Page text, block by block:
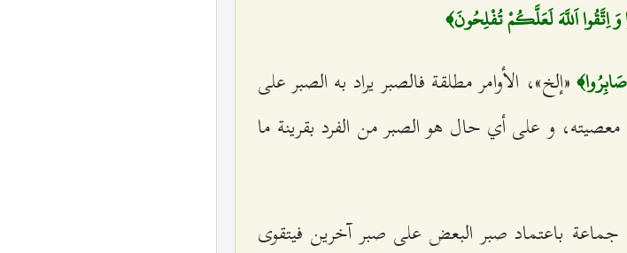
وَ اِتَّقُوا اَللَّهَ لَعَلَّكُمْ تُفْلِحُونَ﴾
«إلخ»، الأوامر مطلقة فالصبر يراد به الصبر على
و على أي حال هو الصبر من الفرد بقرينة ما
باعتماد صبر البعض على صبر آخرين فيتقوى